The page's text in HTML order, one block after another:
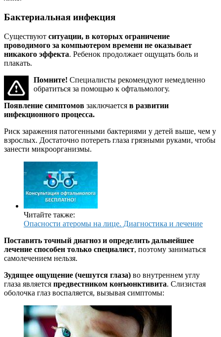
Бактериальная инфекция
Существуют ситуации, в которых ограничение
проводимого за компьютером времени не оказывает
никакого эффекта. Ребенок продолжает ощущать боль и
плакать.
Помните! Специалисты рекомендуют немедленно
обратиться за помощью к офтальмологу.
Появление симптомов заключается в развитии
инфекционного процесса.
Риск заражения патогенными бактериями у детей выше, чем у
взрослых. Достаточно потереть глаза грязными руками, чтобы
занести микроорганизмы.
Читайте также:
Опасности атеромы на лице. Диагностика и лечение
Поставить точный диагноз и определить дальнейшее
лечение способен только специалист, поэтому заниматься
самолечением нельзя.
Зудящее ощущение (чешутся глаза) во внутреннем углу
глаза является предвестником конъюнктивита. Слизистая
оболочка глаз воспаляется, вызывая симптомы: